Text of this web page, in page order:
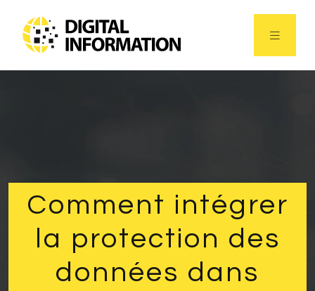
Comment intégrer
la protection des
données dans